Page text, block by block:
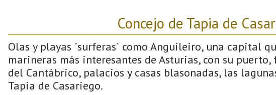
Concejo de Tapia de
Olas y playas ´surferas` como Anguileiro, una capital
marineras más interesantes de Asturias, con su
del Cantábrico, palacios y casas blasonadas, las
Tapia de Casariego.